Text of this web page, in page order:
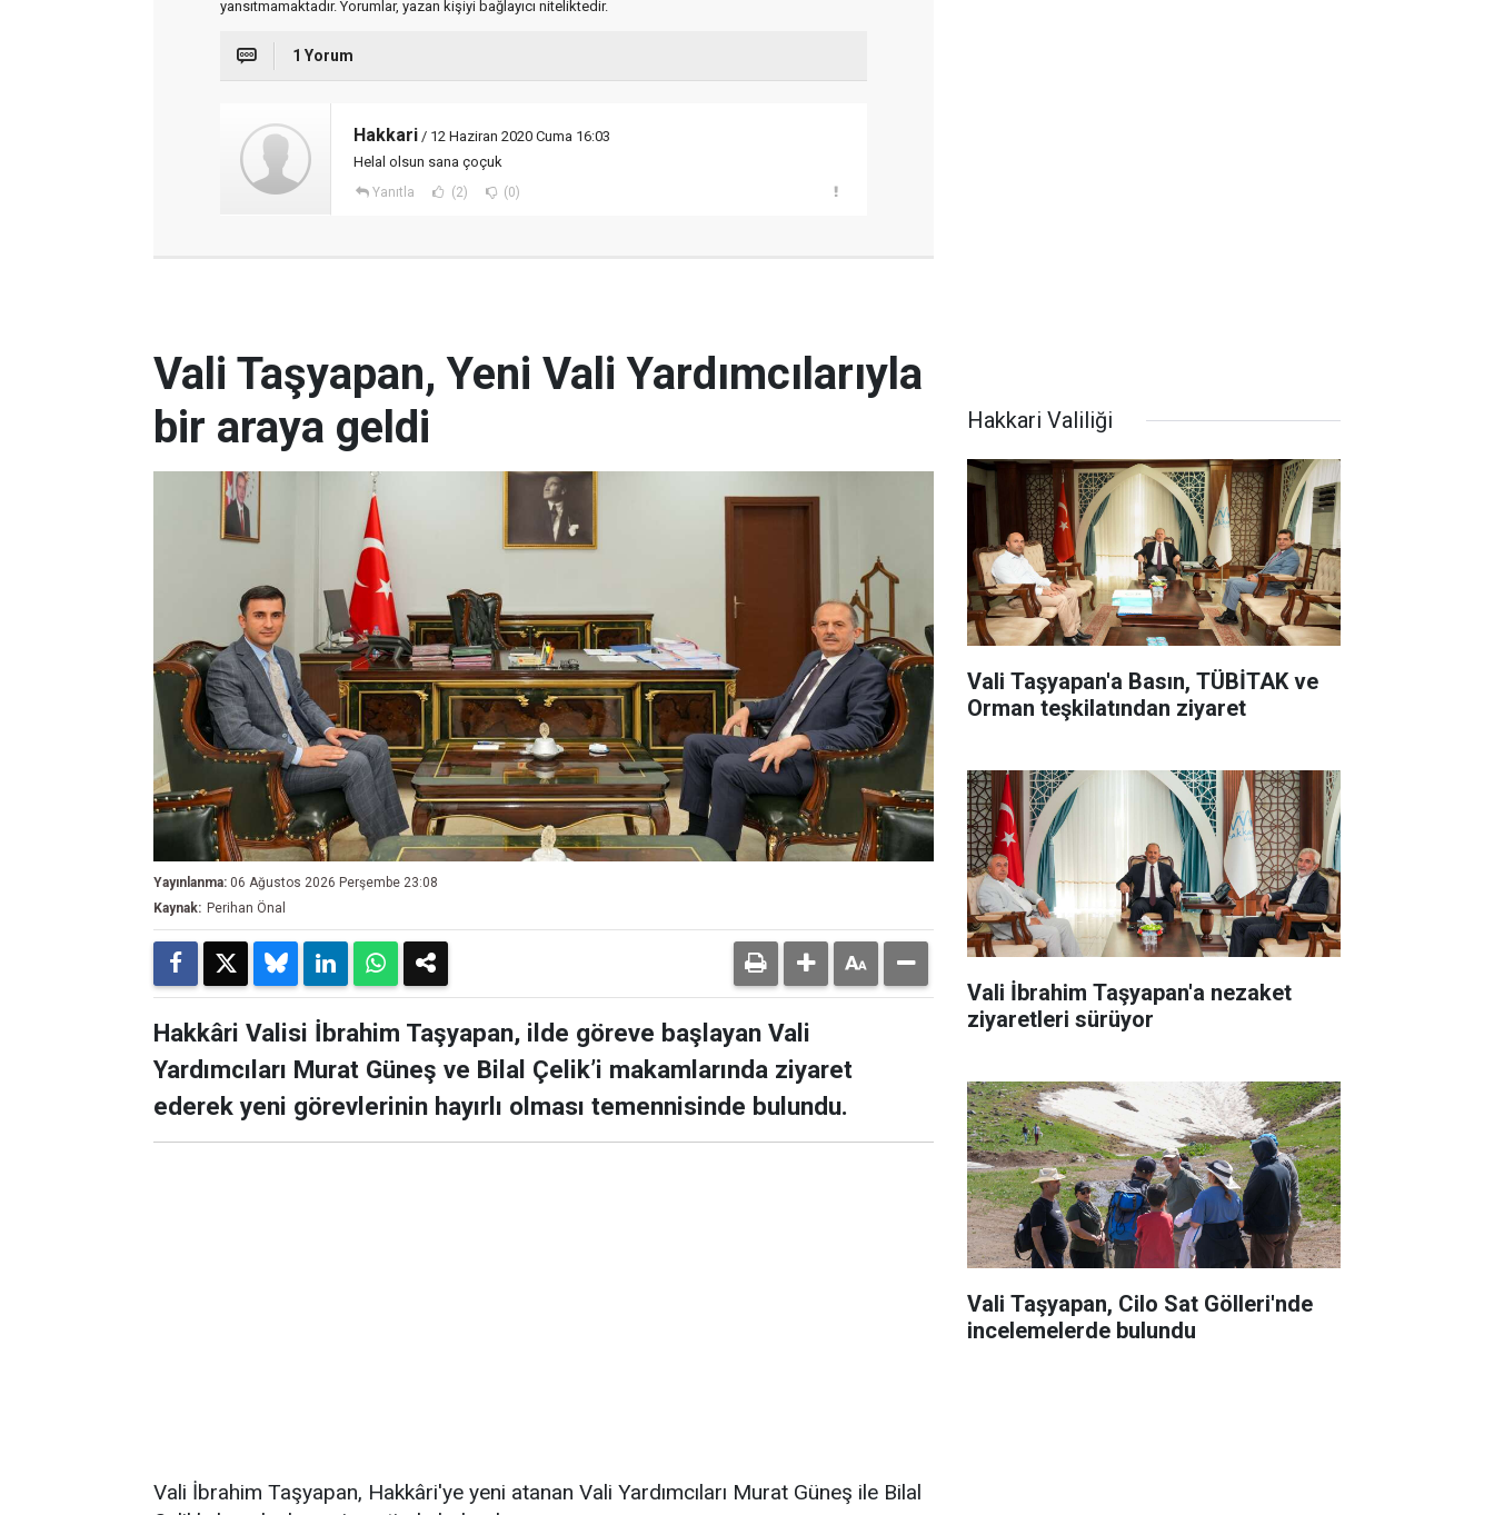
yansıtmamaktadır. Yorumlar, yazan kişiyi bağlayıcı niteliktedir.
1 Yorum
Hakkari / 12 Haziran 2020 Cuma 16:03
Helal olsun sana çoçuk
Yanıtla (2) (0)
Vali Taşyapan, Yeni Vali Yardımcılarıyla
bir araya geldi
Yayınlanma: 06 Ağustos 2026 Perşembe 23:08
Kaynak: Perihan Önal
Hakkâri Valisi İbrahim Taşyapan, ilde göreve başlayan Vali
Yardımcıları Murat Güneş ve Bilal Çelik’i makamlarında ziyaret
ederek yeni görevlerinin hayırlı olması temennisinde bulundu.
Vali İbrahim Taşyapan, Hakkâri'ye yeni atanan Vali Yardımcıları Murat Güneş ile Bilal
Hakkari Valiliği
Vali Taşyapan'a Basın, TÜBİTAK ve
Orman teşkilatından ziyaret
Vali İbrahim Taşyapan'a nezaket
ziyaretleri sürüyor
Vali Taşyapan, Cilo Sat Gölleri'nde
incelemelerde bulundu